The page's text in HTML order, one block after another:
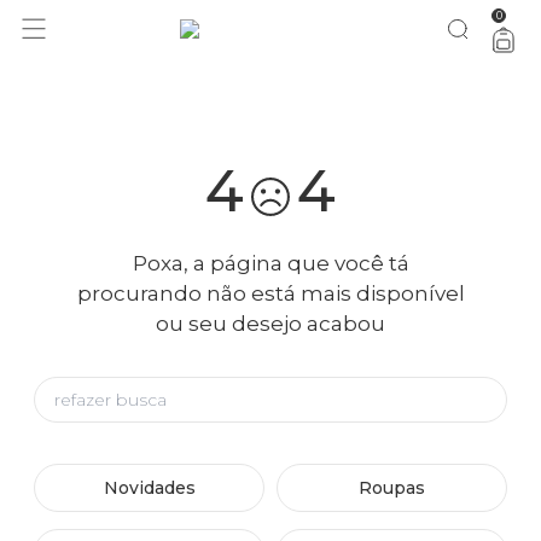
você merece 30% OFF pra comemorar com a gente aproveita! 0
4 4
Poxa, a página que você tá
procurando não está mais disponível
ou seu desejo acabou
Novidades Roupas